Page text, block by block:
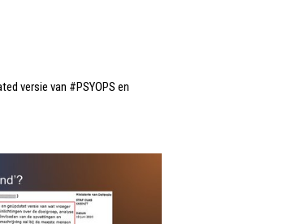
versie van #PSYOPS en